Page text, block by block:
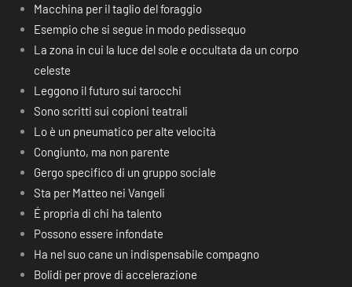
Macchina per il taglio del foraggio
Esempio che si segue in modo pedissequo
La zona in cui la luce del sole e occultata da un corpo
celeste
Leggono il futuro sui tarocchi
Sono scritti sui copioni teatrali
Lo è un pneumatico per alte velocità
Congiunto, ma non parente
Gergo specifico di un gruppo sociale
Sta per Matteo nei Vangeli
É propria di chi ha talento
Possono essere infondate
Ha nel suo cane un indispensabile compagno
Bolidi per prove di accelerazione